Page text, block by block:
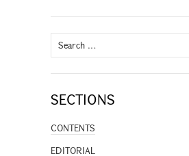
Search
for:
SECTIONS
CONTENTS
EDITORIAL